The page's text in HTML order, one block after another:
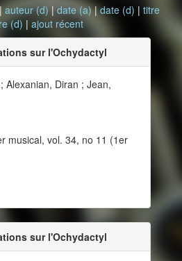
auteur (d)|date (a)|date (d) | titre
(d) | ajout récent
sur l'Ochydactyl
Alexanian, Diran ; Jean,
musical, vol. 34, no 11 (1er
sur l'Ochydactyl